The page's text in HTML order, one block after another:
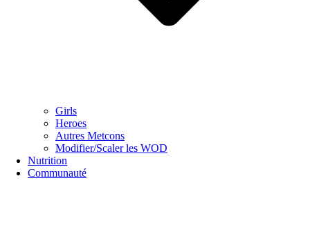
Girls
Heroes
Autres Metcons
Modifier/Scaler les WOD
Nutrition
Communauté